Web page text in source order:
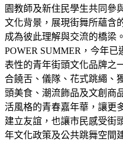
園教師及新住民學生共同參
文化背景，展現街舞所蘊含
成為彼此理解與交流的橋梁
POWER SUMMER，今年
表性的青年街頭文化品牌之
合饒舌、儀隊、花式跳繩、
頭美食、潮流飾品及文創商
活風格的青春嘉年華，讓更
建立友誼，也讓市民感受街
年文化政策及公共跳舞空間